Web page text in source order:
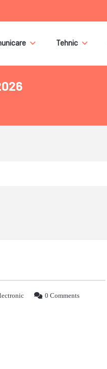
Tehnic
0 Comments